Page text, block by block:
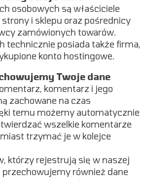
osobowych są właściciele
i sklepu oraz pośrednicy
zamówionych towarów.
technicznie posiada także firma,
konto hostingowe.
Twoje dane
komentarz i jego
zachowane na czas
temu możemy automatycznie
wszelkie komentarze
trzymać je w kolejce
którzy rejestrują się w naszej
przechowujemy również dane